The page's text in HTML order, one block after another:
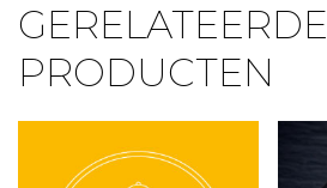
GERELATEERDE
PRODUCTEN